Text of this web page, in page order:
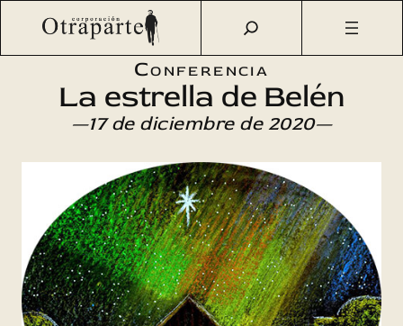
Saltar
Otraparte.org/ Agenda Cultural Ciencia
La estrella de
Conferencia
La estrella de Belén
—17 de diciembre de 2020—